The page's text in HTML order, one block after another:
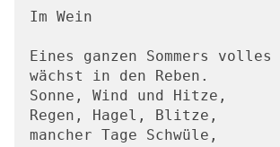
Im Wein
Eines ganzen Sommers volles
wächst in den Reben.
Sonne, Wind und Hitze,
Regen, Hagel, Blitze,
mancher Tage Schwüle,